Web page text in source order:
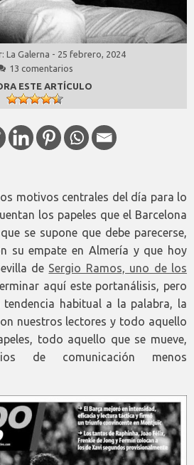
La Galerna - 25 febrero, 2024
13 comentarios
ESTE ARTÍCULO
motivos centrales del día para lo
los papeles que el Barcelona
se supone que debe parecerse,
su empate en Almería y que hoy
de Sergio Ramos, uno de los
aquí este portanálisis, pero
habitual a la palabra, la
nuestros lectores y todo aquello
todo aquello que se mueve,
de comunicación menos